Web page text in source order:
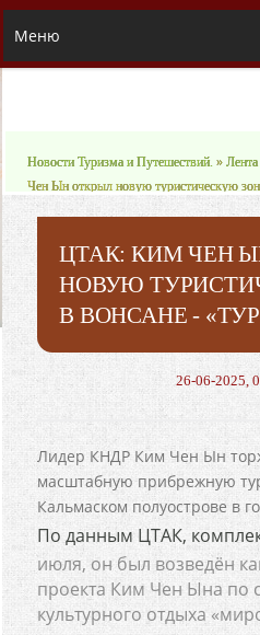
Меню
Новости Туризма и Путешествий. »
Чен Ын открыл новую туристическую
ЦТАК: КИМ ЧЕН
НОВУЮ
В ВОНСАНЕ -
26-06-2025,
Лидер КНДР Ким Чен Ын
масштабную прибрежную
Кальмаском полуострове в
По данным ЦТАК,
июля, он был возведён
проекта Ким Чен Ына по
культурного отдыха